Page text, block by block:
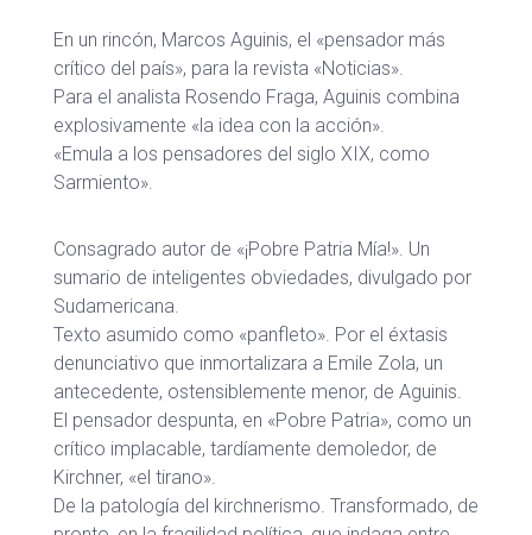
En un rincón, Marcos Aguinis, el «pensador más
crítico del país», para la revista «Noticias».
Para el analista Rosendo Fraga, Aguinis combina
explosivamente «la idea con la acción».
«Emula a los pensadores del siglo XIX, como
Sarmiento».
Consagrado autor de «¡Pobre Patria Mía!». Un
sumario de inteligentes obviedades, divulgado por
Sudamericana.
Texto asumido como «panfleto». Por el éxtasis
denunciativo que inmortalizara a Emile Zola, un
antecedente, ostensiblemente menor, de Aguinis.
El pensador despunta, en «Pobre Patria», como un
crítico implacable, tardíamente demoledor, de
Kirchner, «el tirano».
De la patología del kirchnerismo. Transformado, de